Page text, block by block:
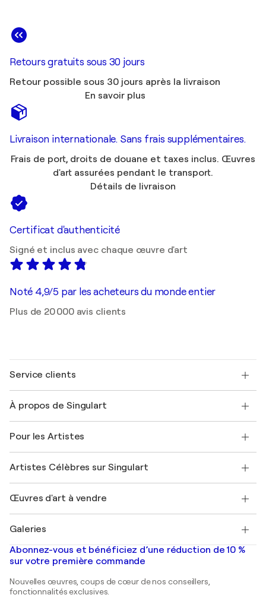
Retours gratuits sous 30 jours
Retour possible sous 30 jours après la livraison
En savoir plus
Livraison internationale. Sans frais supplémentaires.
Frais de port, droits de douane et taxes inclus. Œuvres
d'art assurées pendant le transport.
Détails de livraison
Certificat d'authenticité
Signé et inclus avec chaque œuvre d'art
Noté 4,9/5 par les acheteurs du monde entier
Plus de 20 000 avis clients
Service clients
Expédition
Offrir une carte cadeau
Rejoignez notre programme commercial
Mon compte
+33 1 76 44 06 42
À propos de Singulart
FAQ
Magazine Singulart
Emplois
Découvrez une sélection d'art original
Pour les Artistes
Se connecter en tant qu'Artiste
Artistes Célèbres sur Singulart
Marc Chagall
Banksy
Mr. Brainwash
Shepard Fairey
Œuvres d'art à vendre
Tableaux abstraits à vendre
Peintures de paysage
Estampes
Peintures acryliques
Galeries
Galeries d'art en France
Galeries d'art en Belgique
Abonnez-vous et bénéficiez d’une réduction de 10 %
sur votre première commande
Nouvelles œuvres, coups de cœur de nos conseillers,
fonctionnalités exclusives.